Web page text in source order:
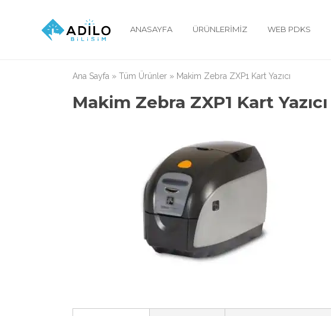
ANASAYFA ÜRÜNLERIMIZ WEB PDKS
Ana Sayfa » Tüm Ürünler » Makim Zebra ZXP1 Kart Yazıcı
Makim Zebra ZXP1 Kart Yazıcı